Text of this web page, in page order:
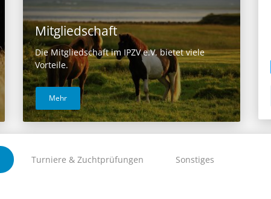
Mitgliedschaft
Die Mitgliedschaft im IPZV e.V. bietet viele
Vorteile.
Mehr
Turniere & Zuchtprüfungen Sonstiges